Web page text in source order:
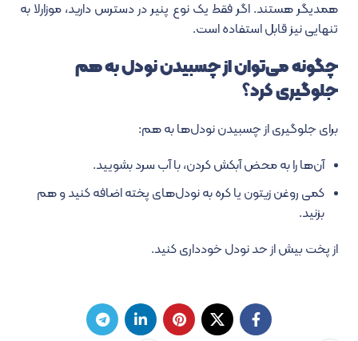
همدیگر هستند. اگر فقط یک نوع پنیر در دسترس دارید، موزارلا به
تنهایی نیز قابل استفاده است.
چگونه می‌توان از چسبیدن نودل به هم
جلوگیری کرد؟
برای جلوگیری از چسبیدن نودل‌ها به هم:
آن‌ها را به محض آبکش کردن، با آب سرد بشویید.
کمی روغن زیتون یا کره به نودل‌های پخته اضافه کنید و هم
بزنید.
از پخت بیش از حد نودل خودداری کنید.